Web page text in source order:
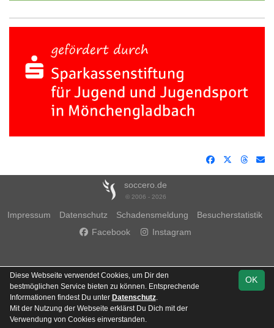
soccero.de
© 2006 - 2026
Impressum Datenschutz Schadensmeldung
Besucherstatistik
Facebook
Instagram
OK
Diese Webseite verwendet Cookies, um Dir den
bestmöglichen Service bieten zu können. Entsprechende
Informationen findest Du unter Datenschutz.
Mit der Nutzung der Webseite erklärst Du Dich mit der
Verwendung von Cookies einverstanden.